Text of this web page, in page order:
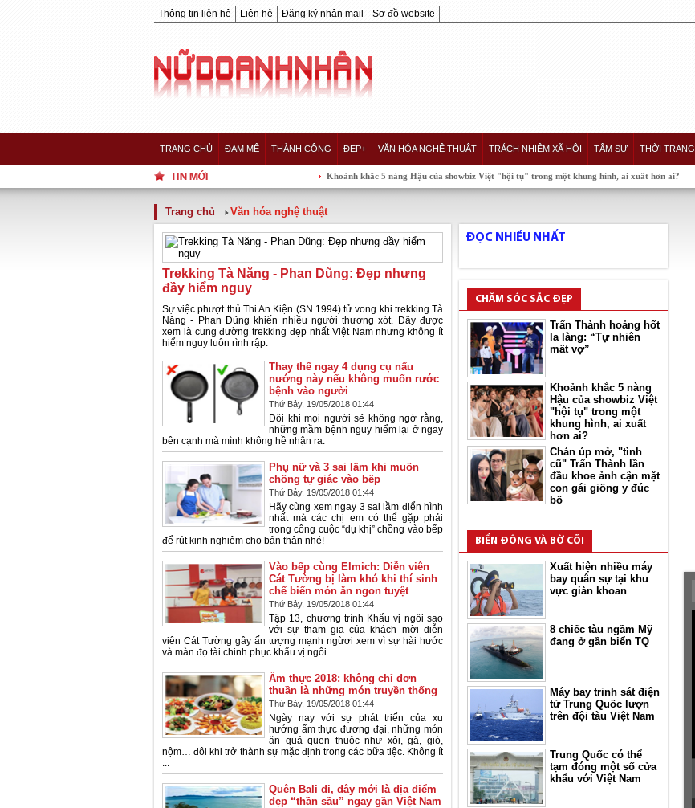
Thông tin liên hệ Liên hệ Đăng ký nhận mail Sơ đồ website
TRANG CHỦ ĐAM MÊ THÀNH CÔNG ĐẸP+ VĂN HÓA NGHỆ THUẬT TRÁCH NHIỆM XÃ HỘI TÂM SỰ THỜI TRANG
Khoảnh khắc 5 nàng Hậu của showbiz Việt "hội tụ" trong một khung hình, ai xuất hơn ai?
Trang chủ Văn hóa nghệ thuật
Trekking Tà Năng - Phan Dũng: Đẹp nhưng
đầy hiểm nguy
Sự việc phượt thủ Thi An Kiện (SN 1994) tử vong khi trekking Tà
Năng - Phan Dũng khiến nhiều người thương xót. Đây được
xem là cung đường trekking đẹp nhất Việt Nam nhưng không ít
hiểm nguy luôn rình rập.
Thay thế ngay 4 dụng cụ nấu
nướng này nếu không muốn rước
bệnh vào người
Thứ Bảy, 19/05/2018 01:44
Đôi khi mọi người sẽ không ngờ rằng,
những mầm bệnh nguy hiểm lại ở ngay
bên cạnh mà mình không hề nhận ra.
Phụ nữ và 3 sai lầm khi muốn
chồng tự giác vào bếp
Thứ Bảy, 19/05/2018 01:44
Hãy cùng xem ngay 3 sai lầm điển hình
nhất mà các chị em có thể gặp phải
trong công cuộc “dụ khị” chồng vào bếp
để rút kinh nghiệm cho bản thân nhé!
Vào bếp cùng Elmich: Diễn viên
Cát Tường bị làm khó khi thí sinh
chế biến món ăn ngon tuyệt
Thứ Bảy, 19/05/2018 01:44
Tập 13, chương trình Khẩu vị ngôi sao
với sự tham gia của khách mời diễn
viên Cát Tường gây ấn tượng mạnh ngừơi xem vì sự hài hước
và màn đọ tài chinh phục khẩu vị ngôi ...
Ẩm thực 2018: không chỉ đơn
thuần là những món truyền thống
Thứ Bảy, 19/05/2018 01:44
Ngày nay với sự phát triển của xu
hướng ẩm thực đương đại, những món
ăn quá quen thuộc như xôi, gà, giò,
nộm… đôi khi trở thành sự mặc định trong các bữa tiệc. Không ít
...
Quên Bali đi, đây mới là địa điểm
đẹp “thần sầu” ngay gần Việt Nam
ĐỌC NHIỀU NHẤT
CHĂM SÓC SẮC ĐẸP
Trấn Thành hoảng hốt
la làng: “Tự nhiên
mất vợ”
Khoảnh khắc 5 nàng
Hậu của showbiz Việt
"hội tụ" trong một
khung hình, ai xuất
hơn ai?
Chán úp mở, "tình
cũ" Trấn Thành lần
đầu khoe ảnh cận mặt
con gái giống y đúc
bố
BIỂN ĐÔNG VÀ BỜ CÕI
Xuất hiện nhiều máy
bay quân sự tại khu
vực giàn khoan
8 chiếc tàu ngầm Mỹ
đang ở gần biển TQ
Máy bay trinh sát điện
tử Trung Quốc lượn
trên đội tàu Việt Nam
Trung Quốc có thể
tạm đóng một số cửa
khẩu với Việt Nam